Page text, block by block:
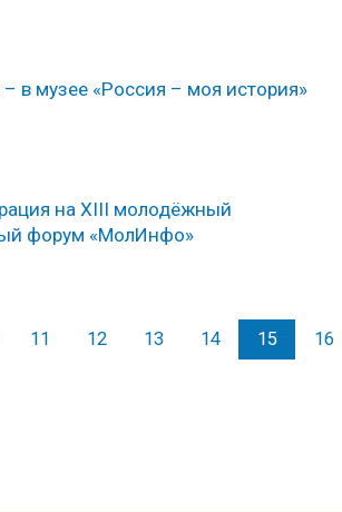
в музее «Россия – моя история»
на XIII молодёжный
форум «МолИнфо»
11 12 13 14 15 16